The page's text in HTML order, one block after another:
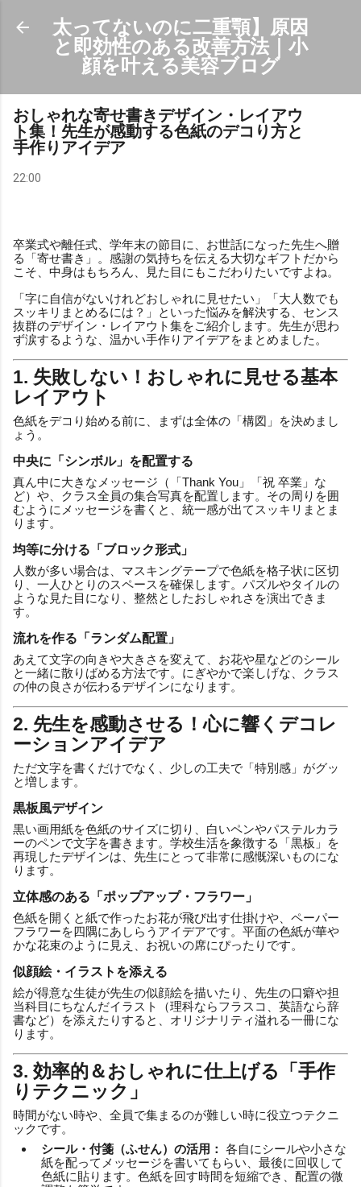
スキップしてメイン コンテンツに移動
太ってないのに二重顎】原因
と即効性のある改善方法｜小
顔を叶える美容ブログ
おしゃれな寄せ書きデザイン・レイアウ
ト集！先生が感動する色紙のデコり方と
手作りアイデア
22:00
卒業式や離任式、学年末の節目に、お世話になった先生へ贈
る「寄せ書き」。感謝の気持ちを伝える大切なギフトだから
こそ、中身はもちろん、見た目にもこだわりたいですよね。
「字に自信がないけれどおしゃれに見せたい」「大人数でも
スッキリまとめるには？」といった悩みを解決する、センス
抜群のデザイン・レイアウト集をご紹介します。先生が思わ
ず涙するような、温かい手作りアイデアをまとめました。
1. 失敗しない！おしゃれに見せる基本
レイアウト
色紙をデコり始める前に、まずは全体の「構図」を決めまし
ょう。
中央に「シンボル」を配置する
真ん中に大きなメッセージ（「Thank You」「祝 卒業」な
ど）や、クラス全員の集合写真を配置します。その周りを囲
むようにメッセージを書くと、統一感が出てスッキリまとま
ります。
均等に分ける「ブロック形式」
人数が多い場合は、マスキングテープで色紙を格子状に区切
り、一人ひとりのスペースを確保します。パズルやタイルの
ような見た目になり、整然としたおしゃれさを演出できま
す。
流れを作る「ランダム配置」
あえて文字の向きや大きさを変えて、お花や星などのシール
と一緒に散りばめる方法です。にぎやかで楽しげな、クラス
の仲の良さが伝わるデザインになります。
2. 先生を感動させる！心に響くデコレ
ーションアイデア
ただ文字を書くだけでなく、少しの工夫で「特別感」がグッ
と増します。
黒板風デザイン
黒い画用紙を色紙のサイズに切り、白いペンやパステルカラ
ーのペンで文字を書きます。学校生活を象徴する「黒板」を
再現したデザインは、先生にとって非常に感慨深いものにな
ります。
立体感のある「ポップアップ・フラワー」
色紙を開くと紙で作ったお花が飛び出す仕掛けや、ペーパー
フラワーを四隅にあしらうアイデアです。平面の色紙が華や
かな花束のように見え、お祝いの席にぴったりです。
似顔絵・イラストを添える
絵が得意な生徒が先生の似顔絵を描いたり、先生の口癖や担
当科目にちなんだイラスト（理科ならフラスコ、英語なら辞
書など）を添えたりすると、オリジナリティ溢れる一冊にな
ります。
3. 効率的＆おしゃれに仕上げる「手作
りテクニック」
時間がない時や、全員で集まるのが難しい時に役立つテクニ
ックです。
シール・付箋（ふせん）の活用： 各自にシールや小さな
紙を配ってメッセージを書いてもらい、最後に回収して
色紙に貼ります。色紙を回す時間を短縮でき、配置の微